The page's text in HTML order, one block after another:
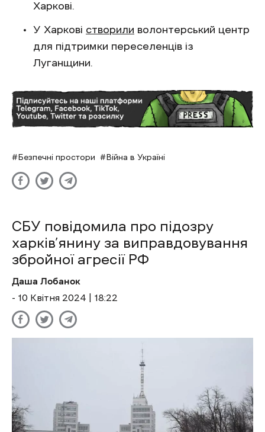
Харкові.
У Харкові створили волонтерський центр
для підтримки переселенців із
Луганщини.
Безпечні простори Війна в Україні
СБУ повідомила про підозру
харків’янину за виправдовування
збройної агресії РФ
Даша Лобанок
- 10 Квітня 2024 | 18:22